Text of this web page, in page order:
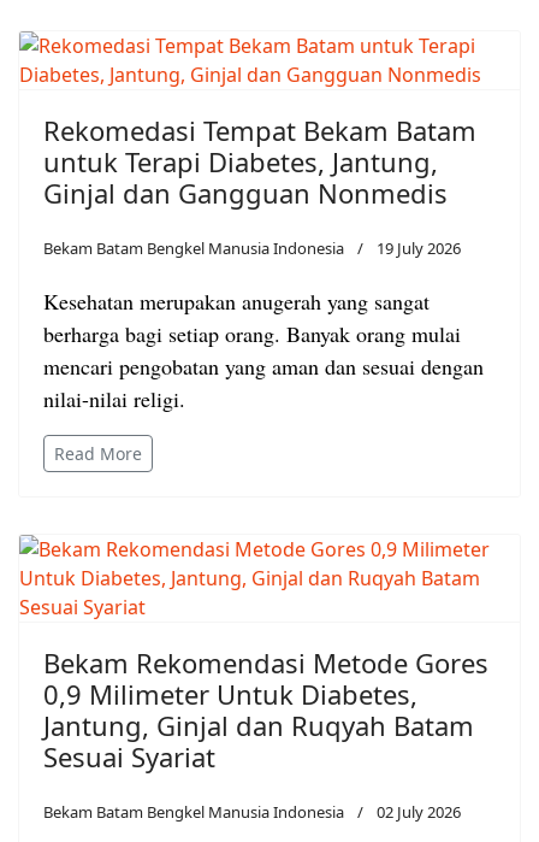
Rekomedasi Tempat Bekam Batam
untuk Terapi Diabetes, Jantung,
Ginjal dan Gangguan Nonmedis
Bekam Batam Bengkel Manusia Indonesia 19 July 2026
Kesehatan merupakan anugerah yang sangat
berharga bagi setiap orang. Banyak orang mulai
mencari pengobatan yang aman dan sesuai dengan
nilai-nilai religi.
Read More
Bekam Rekomendasi Metode Gores
0,9 Milimeter Untuk Diabetes,
Jantung, Ginjal dan Ruqyah Batam
Sesuai Syariat
Bekam Batam Bengkel Manusia Indonesia 02 July 2026